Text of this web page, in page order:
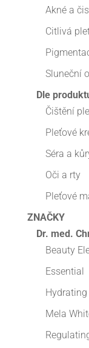
Akné a
Citlivá
Sluneční
Dle
Čištění
Pleťové
Séra a
Oči a rty
Pleťové
ZNAČKY
Dr. med.
Beauty
Essential
Hydrating
Mela